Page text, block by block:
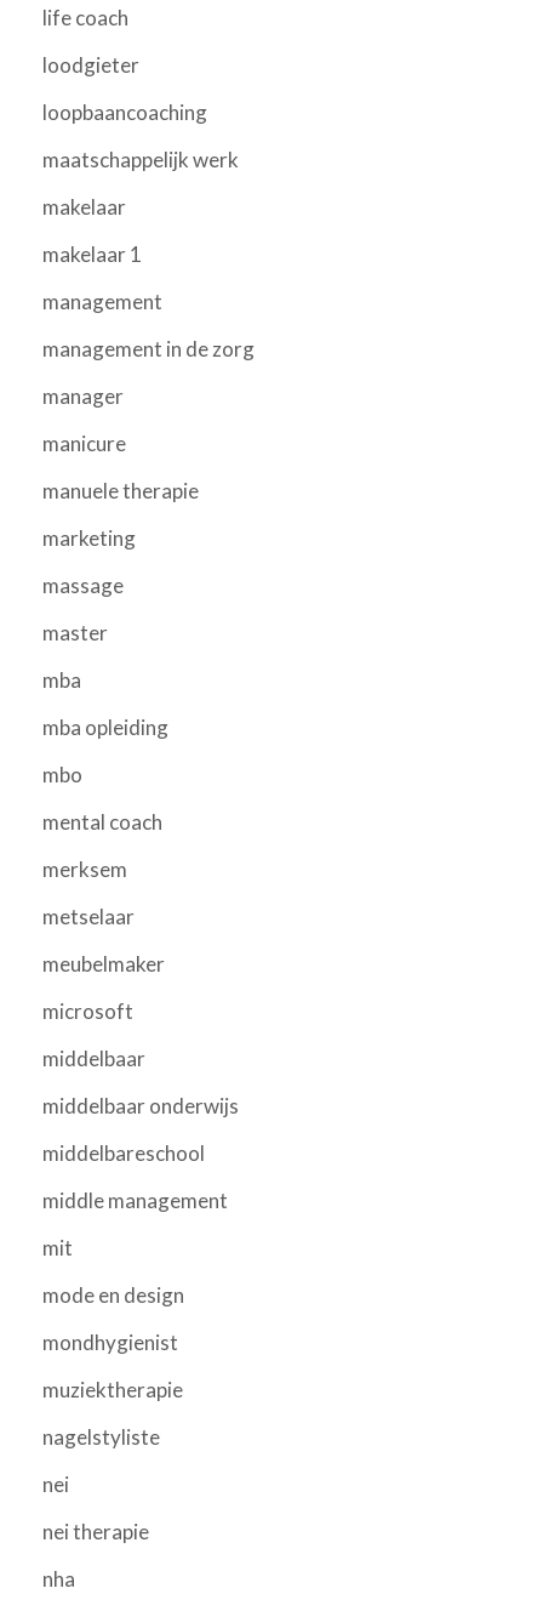
life coach
loodgieter
loopbaancoaching
maatschappelijk werk
makelaar
makelaar 1
management
management in de zorg
manager
manicure
manuele therapie
marketing
massage
master
mba
mba opleiding
mbo
mental coach
merksem
metselaar
meubelmaker
microsoft
middelbaar
middelbaar onderwijs
middelbareschool
middle management
mit
mode en design
mondhygienist
muziektherapie
nagelstyliste
nei
nei therapie
nha